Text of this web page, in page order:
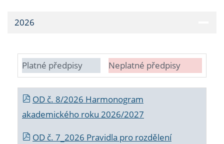
2026
Platné předpisy Neplatné předpisy
OD č. 8/2026 Harmonogram
akademického roku 2026/2027
OD č. 7_2026 Pravidla pro rozdělení